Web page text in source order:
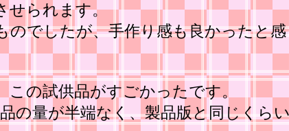
せられます。
でしたが、手作り感も良かったと
の試供品がすごかったです。
の量が半端なく、製品版と同じくら